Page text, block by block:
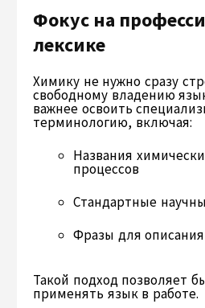
Фокус на
лексике
Химику не нужно сразу
свободному владению
важнее освоить
терминологию, включая:
Названия
процессов
Стандартные
Фразы для
Такой подход позволяет
применять язык в работе.